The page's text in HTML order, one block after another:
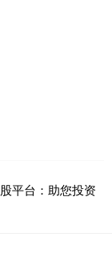
平台：助您投资